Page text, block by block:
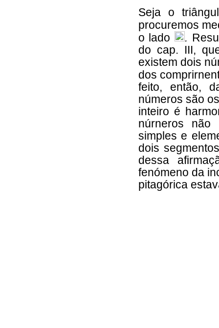
Seja o
procuremos
o lado
.
do cap. III,
existem dois
dos
feito, então,
números são
inteiro é
núrneros não
simples e
dois
dessa
fenómeno da
pitagórica